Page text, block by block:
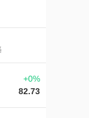
+0%
82.73